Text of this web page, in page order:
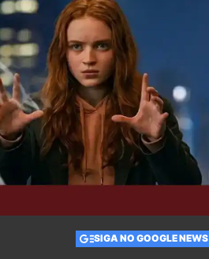
SIGA NO GOOGLE NEWS